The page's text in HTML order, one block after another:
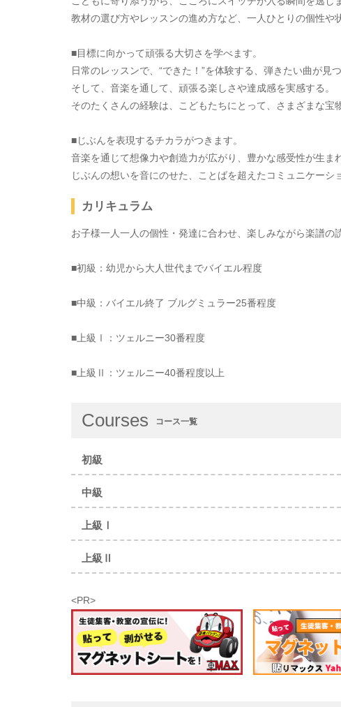
教材の選び方やレッスンの進め方など、一人ひとりの個性や
■目標に向かって頑張る大切さを学べます。
日常のレッスンで、“できた！”を体験する、弾きたい曲が見
そして、音楽を通して、頑張る楽しさや達成感を実感する。
そのたくさんの経験は、こどもたちにとって、さまざまな宝
■じぶんを表現するチカラがつきます。
音楽を通じて想像力や創造力が広がり、豊かな感受性が生ま
じぶんの想いを音にのせた、ことばを超えたコミュニケーシ
カリキュラム
お子様一人一人の個性・発達に合わせ、楽しみながら楽譜の
■初級：幼児から大人世代までバイエル程度
■中級：バイエル終了 ブルグミュラー25番程度
■上級Ⅰ：ツェルニー30番程度
■上級Ⅱ：ツェルニー40番程度以上
Courses コース一覧
初級
中級
上級Ⅰ
上級Ⅱ
<PR>